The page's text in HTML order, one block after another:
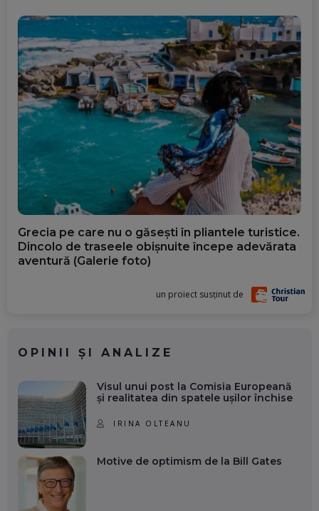
Grecia pe care nu o găsești în pliantele turistice.
Dincolo de traseele obișnuite începe adevărata
aventură (Galerie foto)
un proiect susținut de
OPINII ȘI ANALIZE
Visul unui post la Comisia Europeană
și realitatea din spatele ușilor închise
IRINA OLTEANU
Motive de optimism de la Bill Gates